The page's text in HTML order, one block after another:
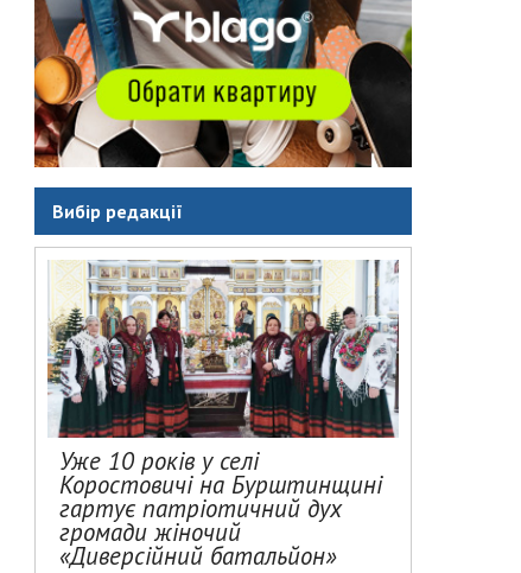
Вибір редакції
Уже 10 років у селі
Коростовичі на Бурштинщині
гартує патріотичний дух
громади жіночий
«Диверсійний батальйон»